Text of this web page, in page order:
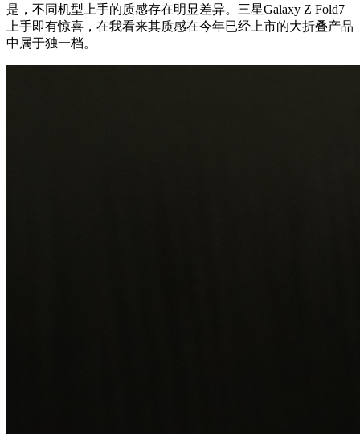
是，不同机型上手的质感存在明显差异。三星Galaxy Z Fold7
上手即有惊喜，在我看来其质感在今年已经上市的大折叠产品
中属于独一档。